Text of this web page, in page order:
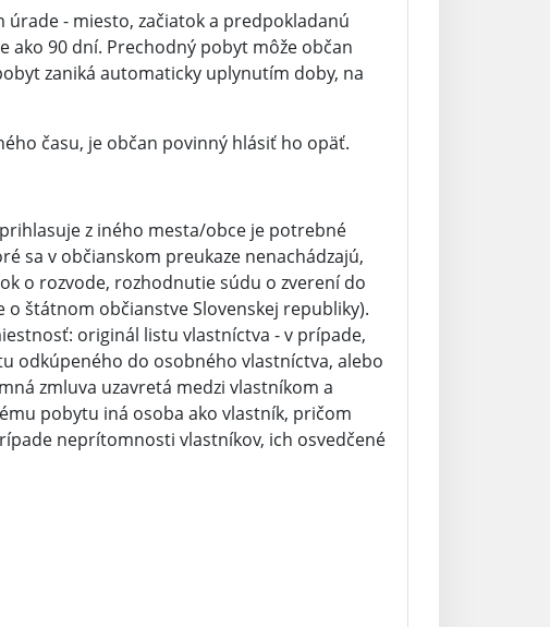
- miesto, začiatok a predpokladanú
90 dní. Prechodný pobyt môže občan
zaniká automaticky uplynutím doby, na
času, je občan povinný hlásiť ho opäť.
z iného mesta/obce je potrebné
sa v občianskom preukaze nenachádzajú,
o rozvode, rozhodnutie súdu o zverení do
štátnom občianstve Slovenskej republiky).
originál listu vlastníctva - v prípade,
odkúpeného do osobného vlastníctva, alebo
zmluva uzavretá medzi vlastníkom a
pobytu iná osoba ako vlastník, pričom
neprítomnosti vlastníkov, ich osvedčené